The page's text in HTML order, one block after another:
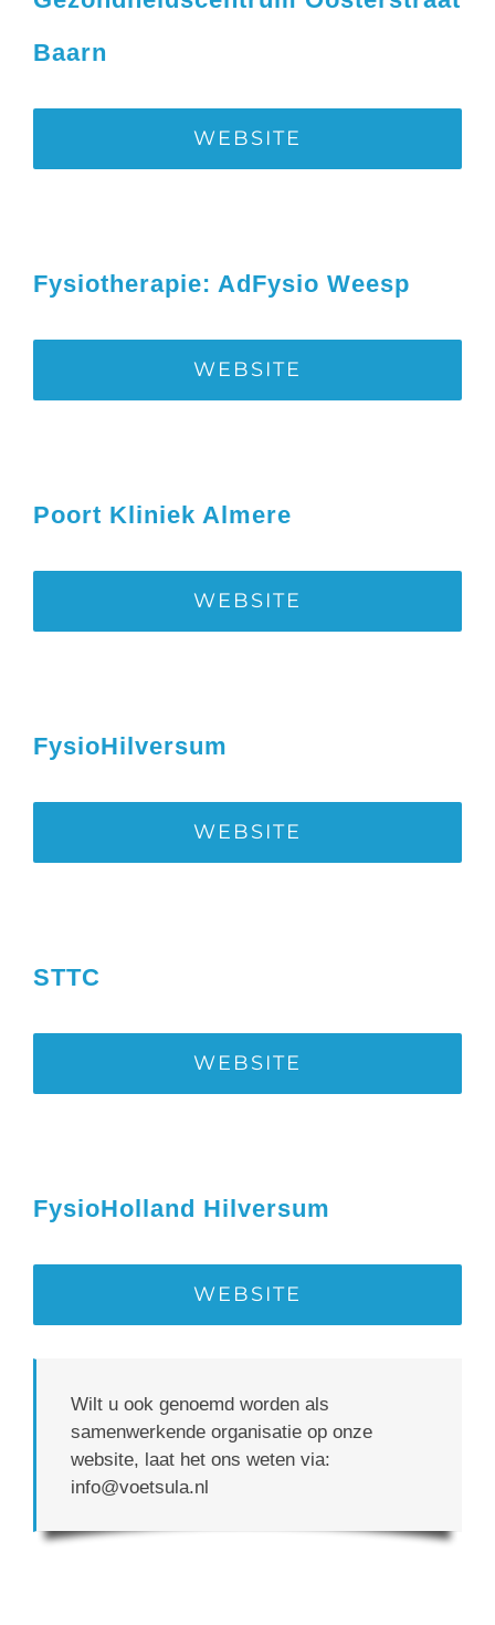
Baarn
WEBSITE
Fysiotherapie: AdFysio Weesp
WEBSITE
Poort Kliniek Almere
WEBSITE
FysioHilversum
WEBSITE
STTC
WEBSITE
FysioHolland Hilversum
WEBSITE
Wilt u ook genoemd worden als
samenwerkende organisatie op onze
website, laat het ons weten via:
info@voetsula.nl